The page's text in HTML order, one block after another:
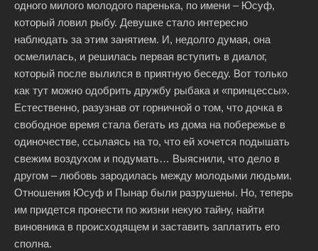
одного милого молодого паренька, по имени – Юсуф,
который ловил рыбу. Девушке стало интересно
наблюдать за этим занятием. И, недолго думая, она
осмелилась, и решилась первая вступить в диалог,
который после вылился в приятную беседу. Вот только
как тут можно одобрить дружбу рыбака и «принцессы».
Естественно, разузнав от горничной о том, что дочка в
свободное время стала бегать из дома на побережье в
одиночестве, ссылаясь на то, что ей хочется подышать
свежим воздухом и подумать… Выяснили, что дело в
другом – любовь зародилась между молодыми людьми.
Отношения Юсуф и Пынар были разрушены. Но, теперь
им придется пронести по жизни некую тайну, найти
виновника в происходящем и заставить заплатить его
сполна.